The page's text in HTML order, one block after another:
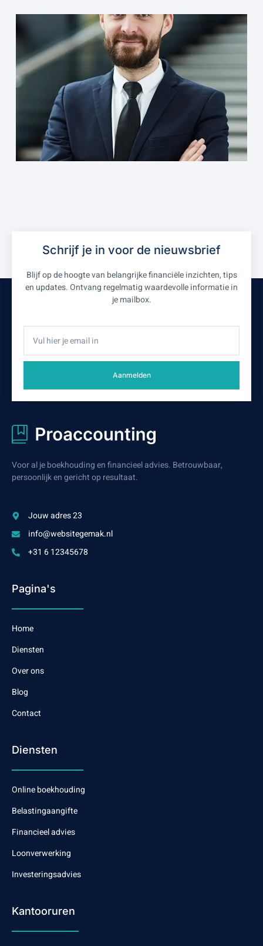
Schrijf je in voor de nieuwsbrief
Blijf op de hoogte van belangrijke financiële inzichten, tips
en updates. Ontvang regelmatig waardevolle informatie in
je mailbox.
Aanmelden
Voor al je boekhouding en financieel advies. Betrouwbaar,
persoonlijk en gericht op resultaat.
Jouw adres 23
info@websitegemak.nl
+31 6 12345678
Pagina's
Home
Diensten
Over ons
Blog
Contact
Diensten
Online boekhouding
Belastingaangifte
Financieel advies
Loonverwerking
Investeringsadvies
Kantooruren